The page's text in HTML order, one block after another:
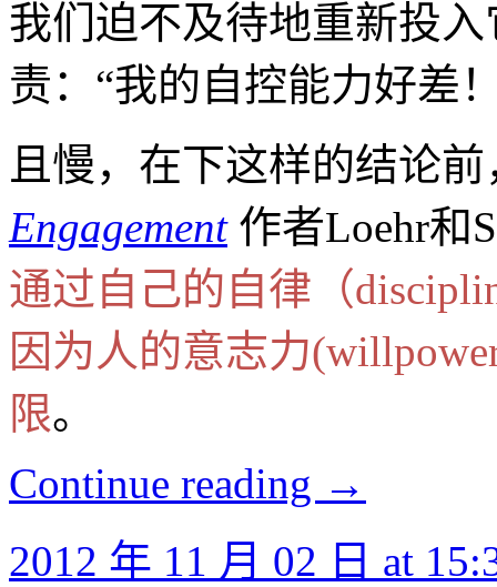
我们迫不及待地重新投
责：“我的自控能力好差
且慢，在下这样的结论
Engagement作者Loehr和
通过自己的自律（
因为人的意志力
限。
Continue reading →
2012 年 11 月 02 日 at